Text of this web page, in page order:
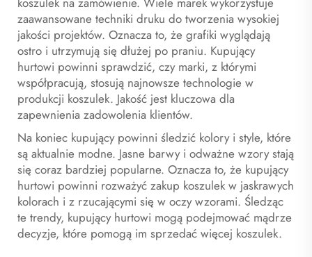
zaawansowane techniki druku do tworzenia wysokiej
jakości projektów. Oznacza to, że grafiki wyglądają
ostro i utrzymują się dłużej po praniu. Kupujący
hurtowi powinni sprawdzić, czy marki, z którymi
współpracują, stosują najnowsze technologie w
produkcji koszulek. Jakość jest kluczowa dla
zapewnienia zadowolenia klientów.
Na koniec kupujący powinni śledzić kolory i style, które
są aktualnie modne. Jasne barwy i odważne wzory stają
się coraz bardziej popularne. Oznacza to, że kupujący
hurtowi powinni rozważyć zakup koszulek w jaskrawych
kolorach i z rzucającymi się w oczy wzorami. Śledząc
te trendy, kupujący hurtowi mogą podejmować mądrze
decyzje, które pomogą im sprzedać więcej koszulek.